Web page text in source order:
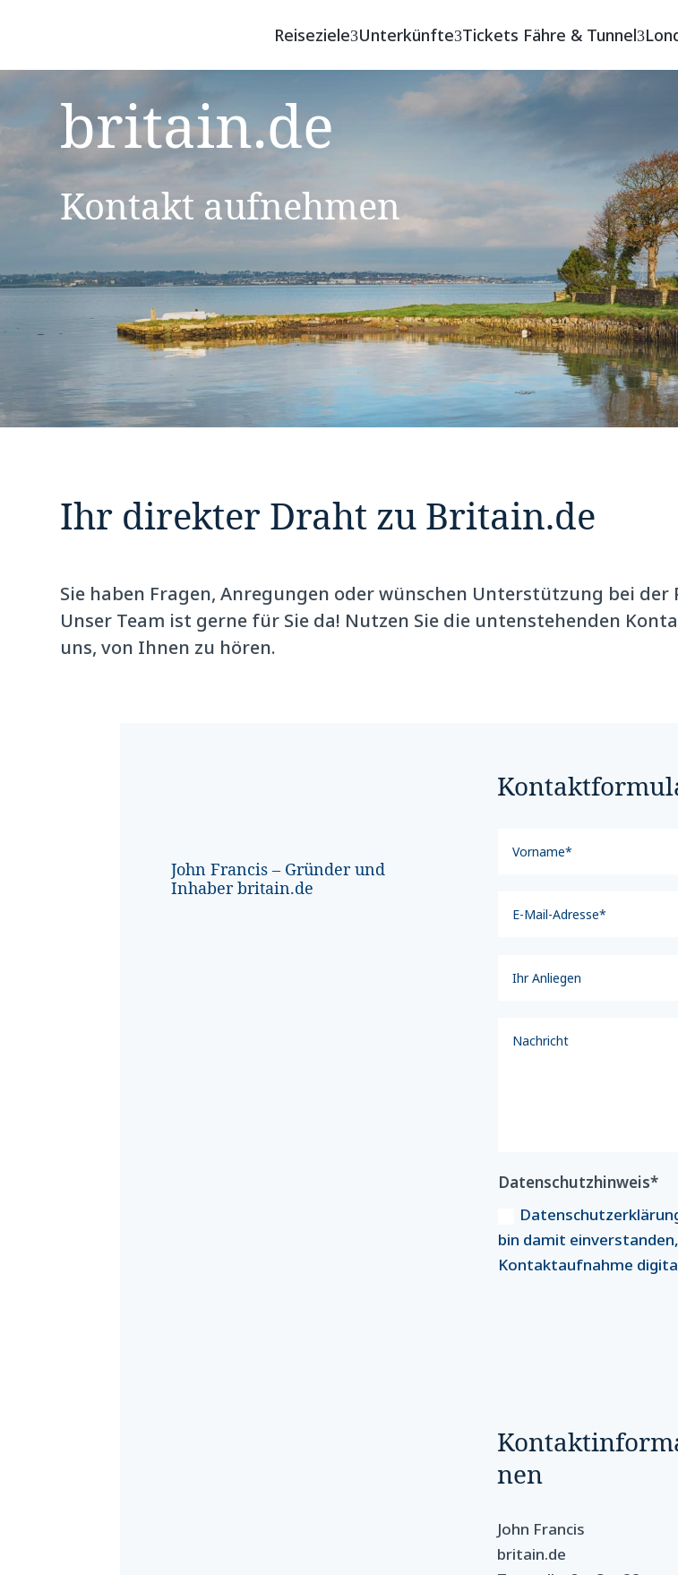
Reiseziele Unterkünfte Tickets Fähre & Tunnel
britain.de
Kontakt aufnehmen
Ihr direkter Draht zu Britain.de
Sie haben Fragen, Anregungen oder wünschen Unterstützung bei
Unser Team ist gerne für Sie da! Nutzen Sie die untenstehenden
uns, von Ihnen zu hören.
John Francis – Gründer und
Inhaber britain.de
Datenschutzhinweis*
bin damit
Kontaktaufnahme
nen
John Francis
britain.de